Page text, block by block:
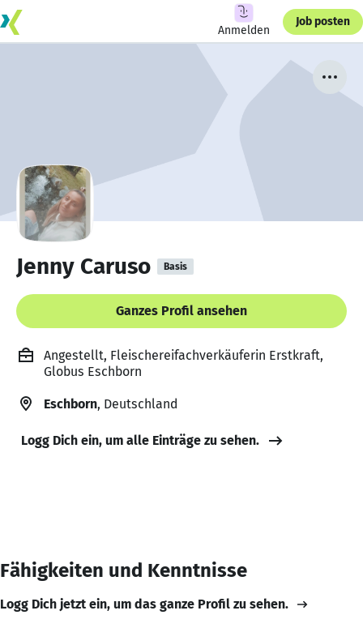
Anmelden
Job posten
Jenny Caruso Basis
Ganzes Profil ansehen
Angestellt, Fleischereifachverkäuferin Erstkraft,
Globus Eschborn
Eschborn, Deutschland
Logg Dich ein, um alle Einträge zu sehen.
Fähigkeiten und Kenntnisse
Logg Dich jetzt ein, um das ganze Profil zu sehen.